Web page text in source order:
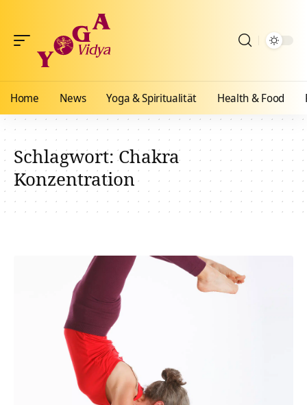
Home News Yoga & Spiritualität Health & Food
Schlagwort:Chakra
Konzentration